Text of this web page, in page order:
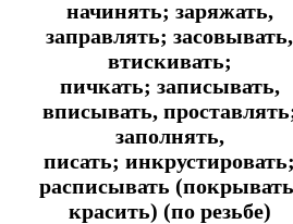
начинять; заряжать,
заправлять; засовывать,
втискивать;
пичкать; записывать,
вписывать,
заполнять,
писать; инкрустировать;
расписывать
красить) (по резьбе)